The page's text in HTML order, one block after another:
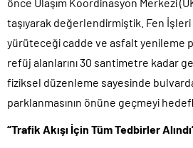
taşıyarak değerlendirmiştik. Fen İşleri
yürüteceği cadde ve asfalt yenileme
refüj alanlarını 30 santimetre kadar
fiziksel düzenleme sayesinde
parklanmasının önüne geçmeyi
“Trafik Akışı İçin Tüm Tedbirler